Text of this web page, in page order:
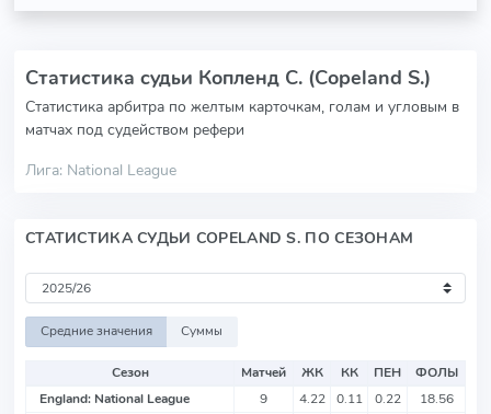
Статистика судьи Копленд С. (Copeland S.)
Статистика арбитра по желтым карточкам, голам и угловым в
матчах под судейством рефери
Лига: National League
СТАТИСТИКА СУДЬИ COPELAND S. ПО СЕЗОНАМ
Средние значения Суммы
Сезон Матчей ЖК КК ПЕН
ФОЛЫ
England: National League
9 4.22 0.11 0.22
18.56